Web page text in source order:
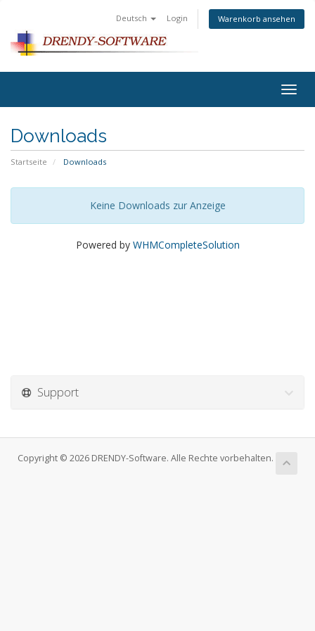
Deutsch Login Warenkorb ansehen
Downloads
Startseite Downloads
Keine Downloads zur Anzeige
Powered by WHMCompleteSolution
Support
Copyright © 2026 DRENDY-Software. Alle Rechte vorbehalten.